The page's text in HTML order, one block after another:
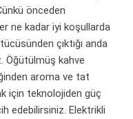
önceden
ne kadar iyi koşullarda
çıktığı anda
Öğütülmüş kahve
aroma ve tat
için teknolojiden güç
edebilirsiniz. Elektrikli